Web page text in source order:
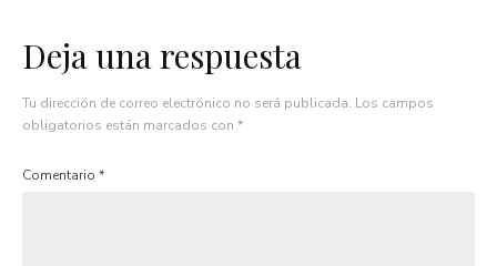
Deja una respuesta
Tu dirección de correo electrónico no será publicada. Los campos
obligatorios están marcados con *
Comentario *